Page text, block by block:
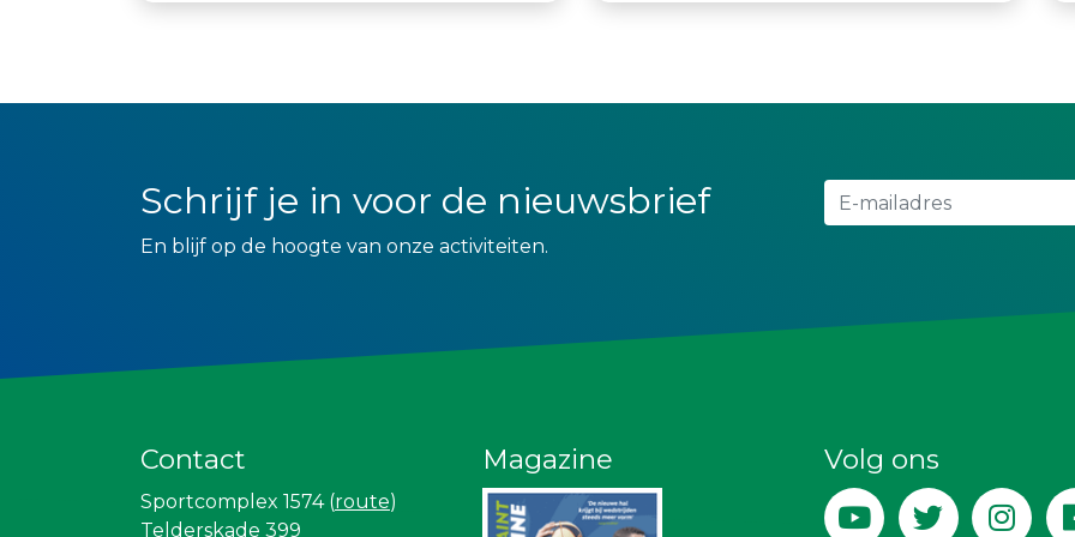
Schrijf je in voor de nieuwsbrief
En blijf op de hoogte van onze activiteiten.
Contact
Sportcomplex 1574 (route)
Telderskade 399
Magazine Volg ons